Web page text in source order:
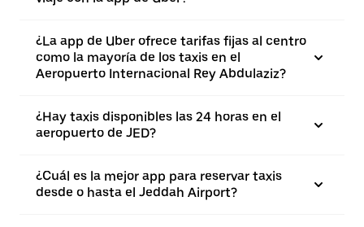
¿La app de Uber ofrece tarifas fijas al centro
como la mayoría de los taxis en el
Aeropuerto Internacional Rey Abdulaziz?
¿Hay taxis disponibles las 24 horas en el
aeropuerto de JED?
¿Cuál es la mejor app para reservar taxis
desde o hasta el Jeddah Airport?